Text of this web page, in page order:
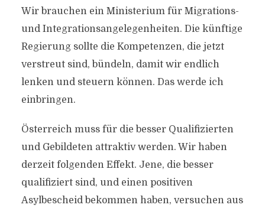
Wir brauchen ein Ministerium für Migrations-
und Integrationsangelegenheiten. Die künftige
Regierung sollte die Kompetenzen, die jetzt
verstreut sind, bündeln, damit wir endlich
lenken und steuern können. Das werde ich
einbringen.
Österreich muss für die besser Qualifizierten
und Gebildeten attraktiv werden. Wir haben
derzeit folgenden Effekt. Jene, die besser
qualifiziert sind, und einen positiven
Asylbescheid bekommen haben, versuchen aus